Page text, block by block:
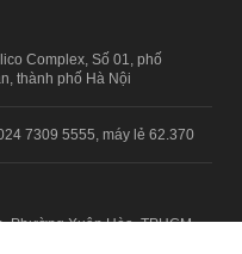
Complex, Số 01, phố
thành phố Hà Nội
7309 5555, máy lẻ 62.370